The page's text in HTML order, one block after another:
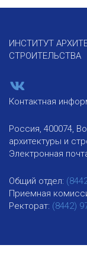
ИНСТИТУТ
СТРОИТЕЛЬСТВА
Контактная
Россия, 400074,
архитектуры и
Электронная
Общий отдел:
Приемная
Ректорат: (8442)